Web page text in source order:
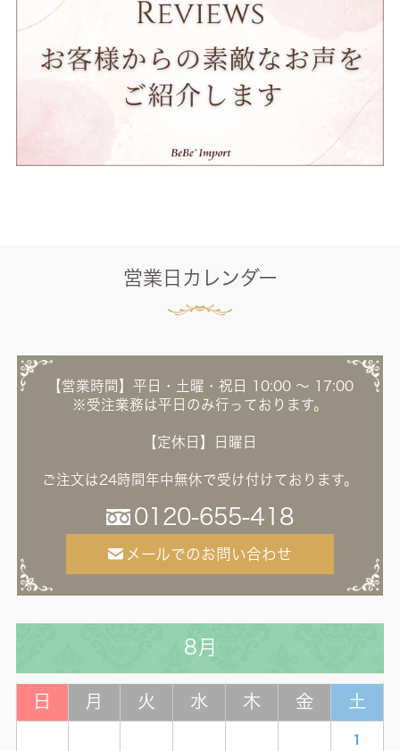
営業日カレンダー
【営業時間】平日・土曜・祝日 10:00 ～ 17:00
※受注業務は平日のみ行っております。
【定休日】日曜日
ご注文は24時間年中無休で受け付けております。
0120-655-418
メールでのお問い合わせ
8月
日 月 火 水 木 金 土
1